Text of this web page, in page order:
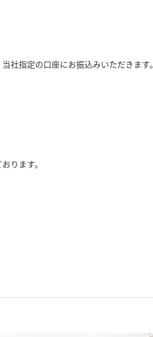
社指定の口座にお振込みいただきます。
ります。